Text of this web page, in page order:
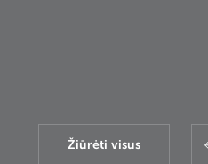
Žiūrėti visus